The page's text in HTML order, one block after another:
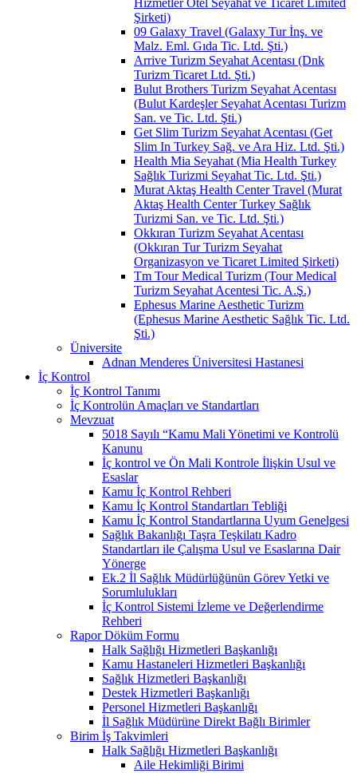
Şirketi)
09 Galaxy Travel (Galaxy Tur İnş. ve
Malz. Eml. Gıda Tic. Ltd. Şti.)
Arrive Turizm Seyahat Acentası (Dnk
Turizm Ticaret Ltd. Şti.)
Bulut Brothers Turizm Seyahat Acentası
(Bulut Kardeşler Seyahat Acentası Turizm
San. ve Tic. Ltd. Şti.)
Get Slim Turizm Seyahat Acentası (Get
Slim In Turkey Sağ. ve Ara Hiz. Ltd. Şti.)
Health Mia Seyahat (Mia Health Turkey
Sağlık Turizmi Seyahat Tic. Ltd. Şti.)
Murat Aktaş Health Center Travel (Murat
Aktaş Health Center Turkey Sağlık
Turizmi San. ve Tic. Ltd. Şti.)
Okkıran Turizm Seyahat Acentası
(Okkıran Tur Turizm Seyahat
Organizasyon ve Ticaret Limited Şirketi)
Tm Tour Medical Turizm (Tour Medical
Turizm Seyahat Acentesi Tic. A.Ş.)
Ephesus Marine Aesthetic Turizm
(Ephesus Marine Aesthetic Sağlık Tic. Ltd.
Şti.)
Üniversite
Adnan Menderes Üniversitesi Hastanesi
İç Kontrol
İç Kontrol Tanımı
İç Kontrolün Amaçları ve Standartları
Mevzuat
5018 Sayılı “Kamu Mali Yönetimi ve Kontrolü
Kanunu
İç kontrol ve Ön Mali Kontrole İlişkin Usul ve
Esaslar
Kamu İç Kontrol Rehberi
Kamu İç Kontrol Standartları Tebliği
Kamu İç Kontrol Standartlarına Uyum Genelgesi
Sağlık Bakanlığı Taşra Teşkilatı Kadro
Standartları ile Çalışma Usul ve Esaslarına Dair
Yönerge
Ek.2 İl Sağlık Müdürlüğünün Görev Yetki ve
Sorumlulukları
İç Kontrol Sistemi İzleme ve Değerlendirme
Rehberi
Rapor Döküm Formu
Halk Sağlığı Hizmetleri Başkanlığı
Kamu Hastaneleri Hizmetleri Başkanlığı
Sağlık Hizmetleri Başkanlığı
Destek Hizmetleri Başkanlığı
Personel Hizmetleri Başkanlığı
İl Sağlık Müdürüne Direkt Bağlı Birimler
Birim İş Takvimleri
Halk Sağlığı Hizmetleri Başkanlığı
Aile Hekimliği Birimi